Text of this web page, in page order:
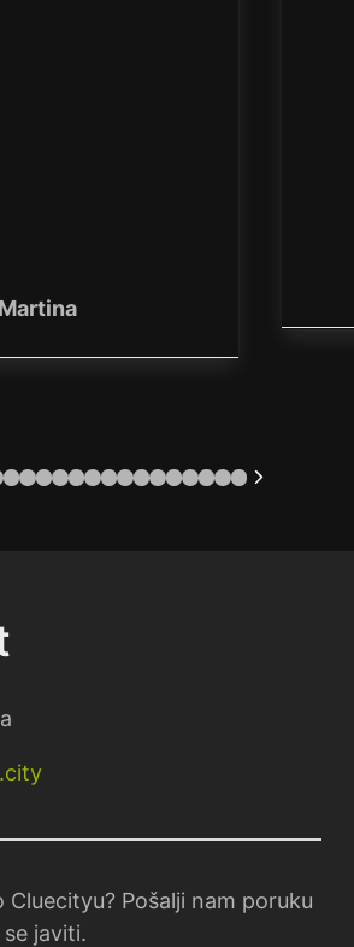
Martina
6 7 8 9 1011 121314151617181920
Cluecityu? Pošalji nam poruku
javiti.